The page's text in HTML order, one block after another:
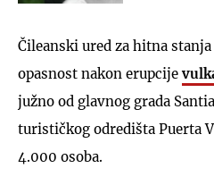
Čileanski ured za hitna
opasnost nakon erupcije
južno od glavnog grada
turističkog odredišta Puerta
4.000 osoba.